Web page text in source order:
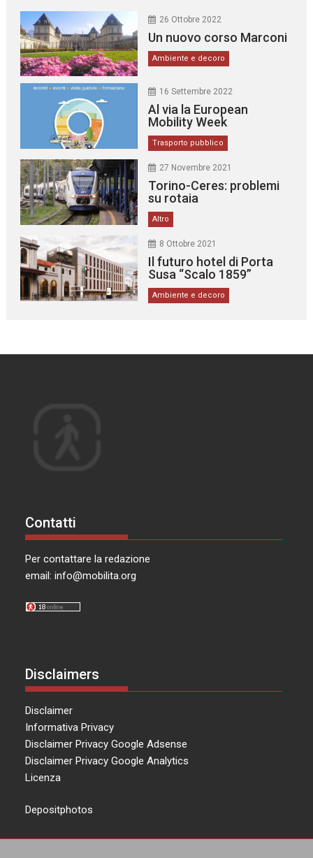
26 Ottobre 2022
Un nuovo corso Marconi
Ambiente e decoro
16 Settembre 2022
Al via la European
Mobility Week
Trasporto pubblico
27 Novembre 2021
Torino-Ceres: problemi
su rotaia
Altro
8 Ottobre 2021
Il futuro hotel di Porta
Susa “Scalo 1859”
Ambiente e decoro
Contatti
Per contattare la redazione
email:info@mobilita.org
Disclaimers
Disclaimer
Informativa Privacy
Disclaimer Privacy Google Adsense
Disclaimer Privacy Google Analytics
Licenza
Depositphotos